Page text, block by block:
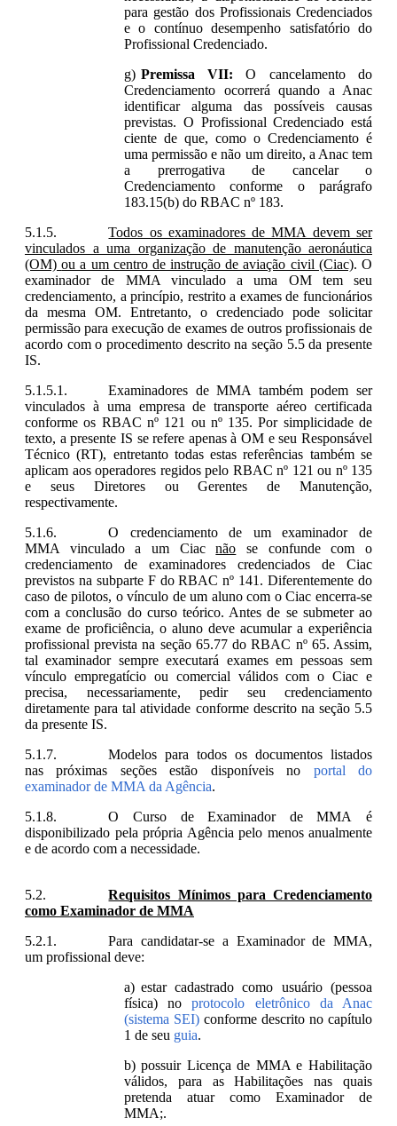
para gestão dos Profissionais Credenciados
e o contínuo desempenho satisfatório do
Profissional Credenciado.
Premissa VII: O cancelamento do
Credenciamento ocorrerá quando a Anac
identificar alguma das possíveis causas
previstas. O Profissional Credenciado está
ciente de que, como o Credenciamento é
uma permissão e não um direito, a Anac tem
a prerrogativa de cancelar o
Credenciamento conforme o parágrafo
183.15(b) do RBAC nº 183.
Todos os examinadores de MMA devem ser
vinculados a uma organização de manutenção aeronáutica
(OM)ou a um centro de instrução de aviação civil (Ciac). O
examinador de MMA vinculado a uma OM tem seu
credenciamento, a princípio, restrito a exames de funcionários
da mesma OM. Entretanto, o credenciado pode solicitar
permissão para execução de exames de outros profissionais de
acordo com o procedimento descrito na seção 5.5 da presente
IS.
Examinadores de MMA também podem ser
vinculados à uma empresa de transporte aéreo certificada
conforme os RBAC nº 121 ou nº 135. Por simplicidade de
texto, a presente IS se refere apenas à OM e seu Responsável
Técnico (RT), entretanto todas estas referências também se
aplicam aos operadores regidos pelo RBAC nº 121 ou nº 135
e seus Diretores ou Gerentes de Manutenção,
respectivamente.
O credenciamento de um examinador de
MMA vinculado a um Ciacnão se confunde com o
credenciamento de examinadores credenciados de Ciac
previstos na subparte F do RBAC nº 141. Diferentemente do
caso de pilotos, o vínculo de um aluno com o Ciac encerra-se
com a conclusão do curso teórico. Antes de se submeter ao
exame de proficiência, o aluno deve acumular a experiência
profissional prevista na seção 65.77 do RBAC nº 65. Assim,
tal examinador sempre executará exames em pessoas sem
vínculo empregatício ou comercial válidos com o Ciac e
precisa, necessariamente, pedir seu credenciamento
diretamente para tal atividade conforme descrito na seção 5.5
da presente IS.
Modelos para todos os documentos listados
nas próximas seções estão disponíveis no portal do
examinador de MMA da Agência.
O Curso de Examinador de MMA é
disponibilizado pela própria Agência pelo menos anualmente
e de acordo com a necessidade.
Requisitos Mínimos para Credenciamento
como Examinador de MMA
Para candidatar-se a Examinador de MMA,
um profissional deve:
estar cadastrado como usuário (pessoa
física) noprotocolo eletrônico da Anac
(sistema SEI) conforme descrito no capítulo
1 de seu guia.
possuir Licença de MMA e Habilitação
válidos, para as Habilitações nas quais
pretenda atuar como Examinador de
MMA;.